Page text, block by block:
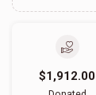
$1,912.00